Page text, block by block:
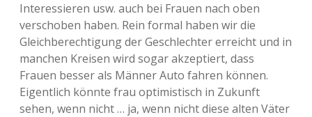
Interessieren usw. auch bei Frauen nach oben
verschoben haben. Rein formal haben wir die
Gleichberechtigung der Geschlechter erreicht und in
manchen Kreisen wird sogar akzeptiert, dass
Frauen besser als Männer Auto fahren können.
Eigentlich könnte frau optimistisch in Zukunft
sehen, wenn nicht … ja, wenn nicht diese alten Väter